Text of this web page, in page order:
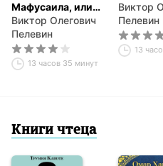
Мафусаила, или
Крайняя битва
чекистов с
масонами
Виктор Олегович
Пелевин
13 часов 35 минут
Виктор
Пелевин
13
Книги чтеца